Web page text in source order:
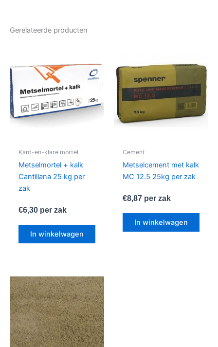
Gerelateerde producten
Kant-en-klare mortel
Metselmortel + kalk
Cantillana 25 kg per
zak
€6,30per zak
In winkelwagen
Cement
Metselcement met kalk
MC 12.5 25kg per zak
€8,87per zak
In winkelwagen